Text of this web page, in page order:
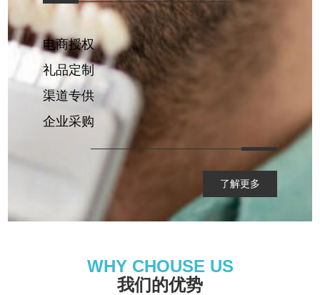
电商授权
礼品定制
渠道专供
企业采购
了解更多
WHY CHOUSE US
我们的优势